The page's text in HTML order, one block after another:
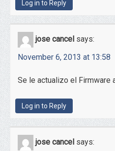
Log in to Reply
jose cancel says:
November 6, 2013 at 13:58
Se le actualizo el Firmware
Log in to Reply
jose cancel says: